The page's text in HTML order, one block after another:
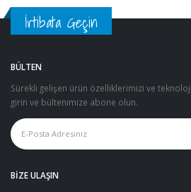
İrtibata Geçin
BÜLTEN
Sürekli gelişen ürün özelliklerimizi ve
girin ve bültenimize abone olun.
BIZE ULAŞIN